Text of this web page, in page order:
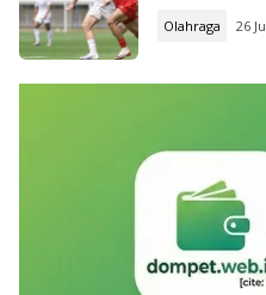
Olahraga 26